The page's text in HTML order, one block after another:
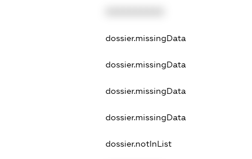
dossier.missingData
dossier.missingData
dossier.missingData
dossier.missingData
dossier.notInList